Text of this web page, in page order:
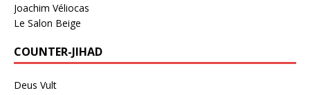
Joachim Véliocas
Le Salon Beige
COUNTER-JIHAD
Deus Vult